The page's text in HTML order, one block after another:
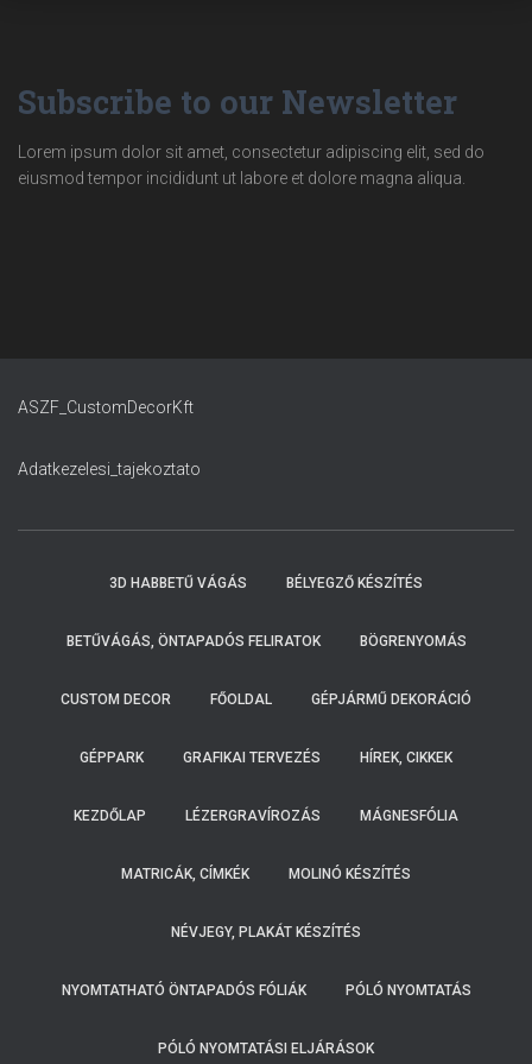
Subscribe to our Newsletter
Lorem ipsum dolor sit amet, consectetur adipiscing elit, sed do
eiusmod tempor incididunt ut labore et dolore magna aliqua.
ASZF_CustomDecorKft
Adatkezelesi_tajekoztato
3D HABBETŰ VÁGÁS BÉLYEGZŐ KÉSZÍTÉS
BETŰVÁGÁS, ÖNTAPADÓS FELIRATOK BÖGRENYOMÁS
CUSTOM DECOR FŐOLDAL GÉPJÁRMŰ DEKORÁCIÓ
GÉPPARK GRAFIKAI TERVEZÉS HÍREK, CIKKEK
KEZDŐLAP LÉZERGRAVÍROZÁS MÁGNESFÓLIA
MATRICÁK, CÍMKÉK MOLINÓ KÉSZÍTÉS
NÉVJEGY, PLAKÁT KÉSZÍTÉS
NYOMTATHATÓ ÖNTAPADÓS FÓLIÁK PÓLÓ NYOMTATÁS
PÓLÓ NYOMTATÁSI ELJÁRÁSOK